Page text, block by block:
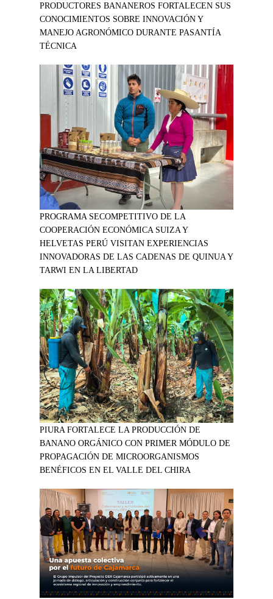
PRODUCTORES BANANEROS FORTALECEN SUS
CONOCIMIENTOS SOBRE INNOVACIÓN Y
MANEJO AGRONÓMICO DURANTE PASANTÍA
TÉCNICA
PROGRAMA SECOMPETITIVO DE LA
COOPERACIÓN ECONÓMICA SUIZA Y
HELVETAS PERÚ VISITAN EXPERIENCIAS
INNOVADORAS DE LAS CADENAS DE QUINUA Y
TARWI EN LA LIBERTAD
PIURA FORTALECE LA PRODUCCIÓN DE
BANANO ORGÁNICO CON PRIMER MÓDULO DE
PROPAGACIÓN DE MICROORGANISMOS
BENÉFICOS EN EL VALLE DEL CHIRA